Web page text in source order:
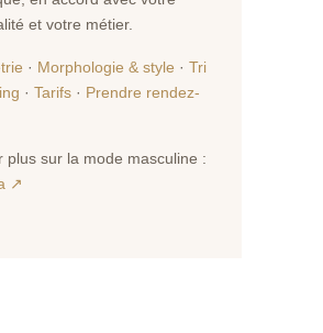
et votre métier.
· Morphologie & style · Tri
· Tarifs · Prendre rendez-
plus sur la mode masculine :
↗